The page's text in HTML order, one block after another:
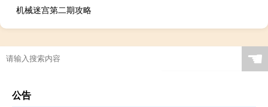
机械迷宫第二期攻略
☚
公告